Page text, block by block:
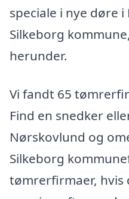
speciale i nye døre
Silkeborg
herunder.
Vi fandt 65
Find en snedker
Nørskovlund og
Silkeborg
tømrerfirmaer, hvis